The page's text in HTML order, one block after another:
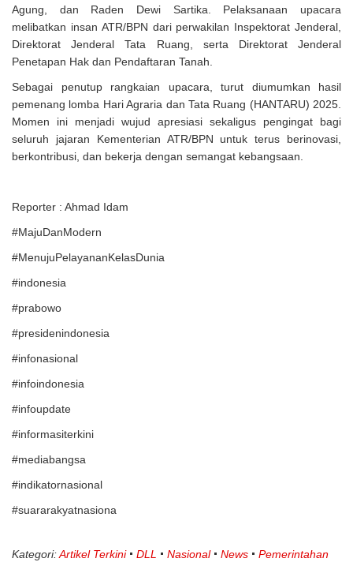
Agung, dan Raden Dewi Sartika. Pelaksanaan upacara
melibatkan insan ATR/BPN dari perwakilan Inspektorat Jenderal,
Direktorat Jenderal Tata Ruang, serta Direktorat Jenderal
Penetapan Hak dan Pendaftaran Tanah.
Sebagai penutup rangkaian upacara, turut diumumkan hasil
pemenang lomba Hari Agraria dan Tata Ruang (HANTARU) 2025.
Momen ini menjadi wujud apresiasi sekaligus pengingat bagi
seluruh jajaran Kementerian ATR/BPN untuk terus berinovasi,
berkontribusi, dan bekerja dengan semangat kebangsaan.
Reporter : Ahmad Idam
#MajuDanModern
#MenujuPelayananKelasDunia
#indonesia
#prabowo
#presidenindonesia
#infonasional
#infoindonesia
#infoupdate
#informasiterkini
#mediabangsa
#indikatornasional
#suararakyatnasiona
Kategori:Artikel Terkini DLL Nasional News Pemerintahan